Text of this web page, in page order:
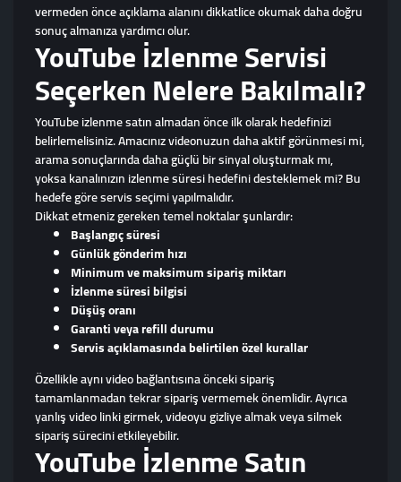
vermeden önce açıklama alanını dikkatlice okumak daha doğru
sonuç almanıza yardımcı olur.
YouTube İzlenme Servisi
Seçerken Nelere Bakılmalı?
YouTube izlenme satın almadan önce ilk olarak hedefinizi
belirlemelisiniz. Amacınız videonuzun daha aktif görünmesi mi,
arama sonuçlarında daha güçlü bir sinyal oluşturmak mı,
yoksa kanalınızın izlenme süresi hedefini desteklemek mi? Bu
hedefe göre servis seçimi yapılmalıdır.
Dikkat etmeniz gereken temel noktalar şunlardır:
Başlangıç süresi
Günlük gönderim hızı
Minimum ve maksimum sipariş miktarı
İzlenme süresi bilgisi
Düşüş oranı
Garanti veya refill durumu
Servis açıklamasında belirtilen özel kurallar
Özellikle aynı video bağlantısına önceki sipariş
tamamlanmadan tekrar sipariş vermemek önemlidir. Ayrıca
yanlış video linki girmek, videoyu gizliye almak veya silmek
sipariş sürecini etkileyebilir.
YouTube İzlenme Satın